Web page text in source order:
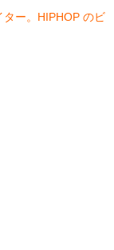
ー。HIPHOP のビ